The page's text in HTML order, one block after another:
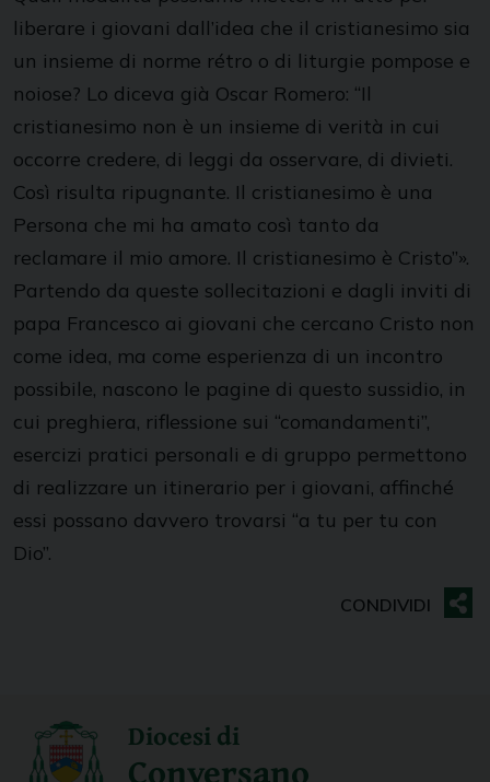
liberare i giovani dall’idea che il cristianesimo sia
un insieme di norme rétro o di liturgie pompose e
noiose? Lo diceva già Oscar Romero: “Il
cristianesimo non è un insieme di verità in cui
occorre credere, di leggi da osservare, di divieti.
Così risulta ripugnante. Il cristianesimo è una
Persona che mi ha amato così tanto da
reclamare il mio amore. Il cristianesimo è Cristo”».
Partendo da queste sollecitazioni e dagli inviti di
papa Francesco ai giovani che cercano Cristo non
come idea, ma come esperienza di un incontro
possibile, nascono le pagine di questo sussidio, in
cui preghiera, riflessione sui “comandamenti”,
esercizi pratici personali e di gruppo permettono
di realizzare un itinerario per i giovani, affinché
essi possano davvero trovarsi “a tu per tu con
Dio”.
Diocesi di